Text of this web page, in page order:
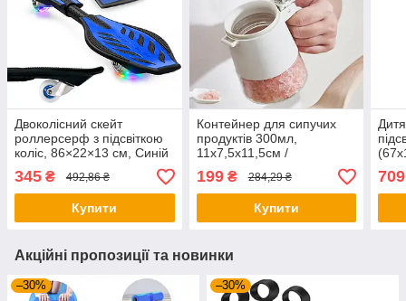
Двоколісний скейт
роллерсерф з підсвіткою
коліс, 86×22×13 см, Синій
Двоколісний роллерсерф /
Роллерсерф
345 ₴ 492,86 ₴
Купити
Контейнер для сипучих
продуктів 300мл,
11х7,5х11,5см /
Органайзер для спецій /
Ємність для сипучих
199₴ 284,29 ₴
Купити
709
Акційні пропозиції та новинки
–30% –30%